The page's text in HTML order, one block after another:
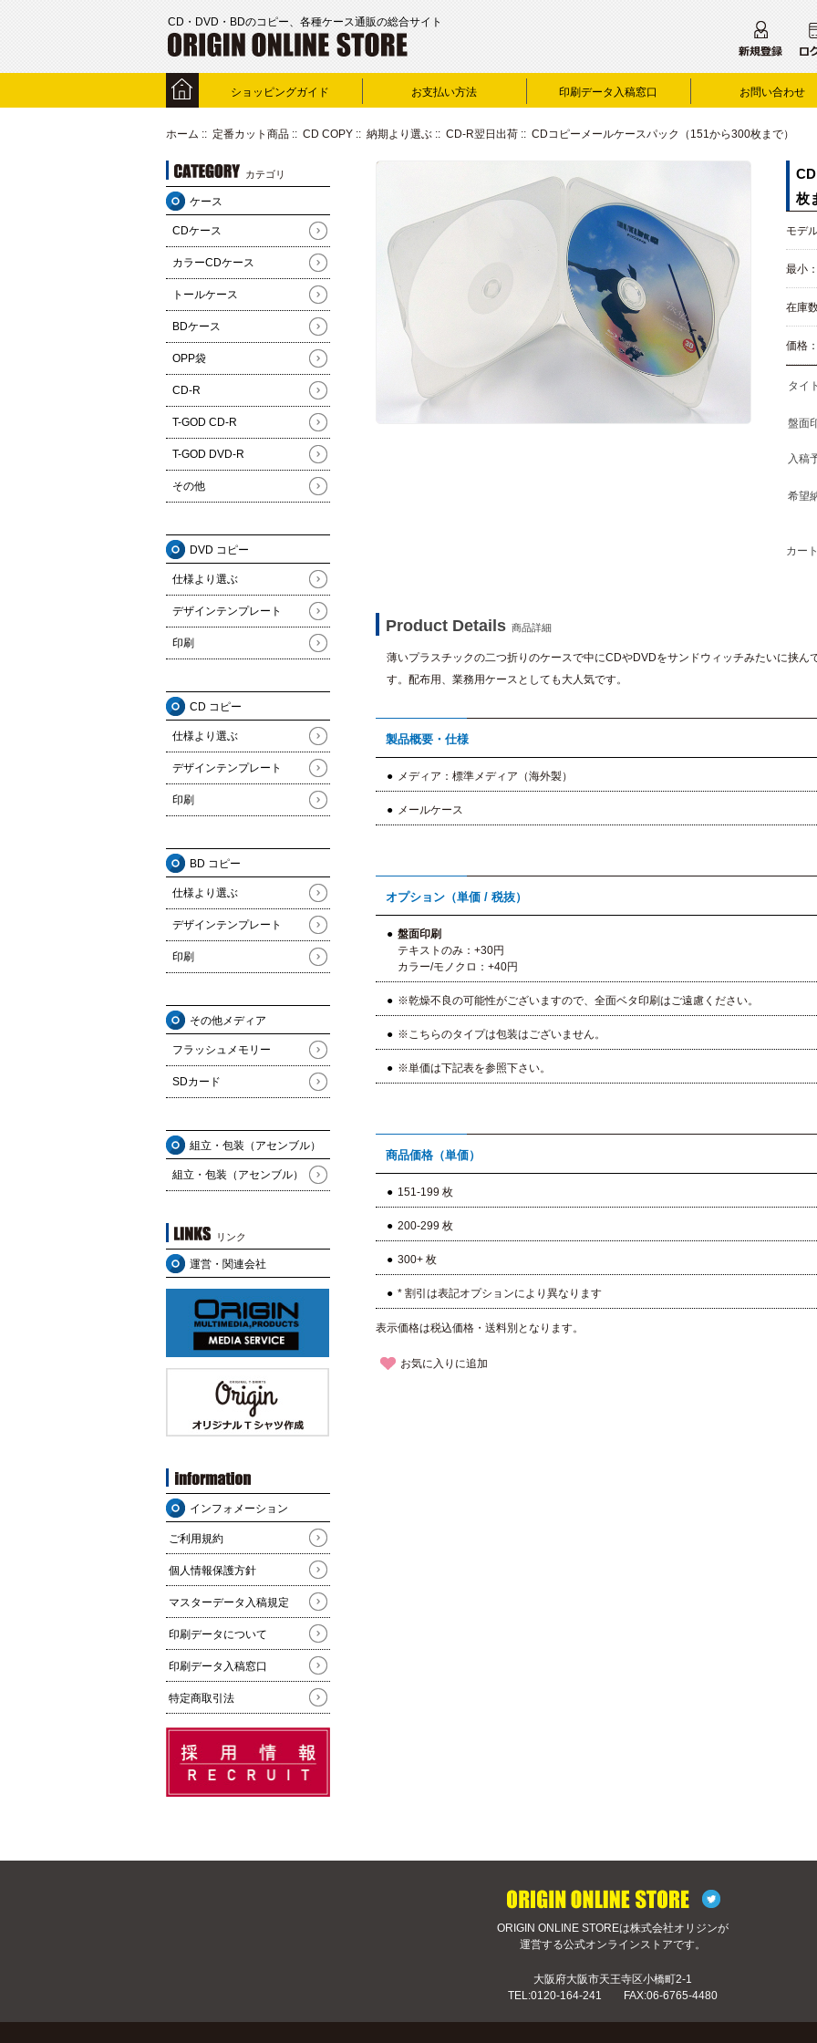
CD・DVD・BDのコピー、各種ケース通販の総合サイト
ショッピングガイド お支払い方法 印刷データ入稿窓口 お問い合わせ
ホーム :: 定番カット商品 :: CD COPY :: 納期より選ぶ :: CD-R翌日出荷 :: CDコピーメールケースパック（151から300枚まで）
カテゴリ
ケース
CDケース
カラーCDケース
トールケース
BDケース
OPP袋
CD-R
T-GOD CD-R
T-GOD DVD-R
その他
DVD コピー
仕様より選ぶ
デザインテンプレート
印刷
CD コピー
仕様より選ぶ
デザインテンプレート
印刷
BD コピー
仕様より選ぶ
デザインテンプレート
印刷
その他メディア
フラッシュメモリー
SDカード
組立・包装（アセンブル）
組立・包装（アセンブル）
リンク
運営・関連会社
インフォメーション
ご利用規約
個人情報保護方針
マスターデータ入稿規定
印刷データについて
印刷データ入稿窓口
特定商取引法
枚
モデ
最小
在庫
価格
タイ
盤面
入稿
希望
カー
Product Details 商品詳細
薄いプラスチックの二つ折りのケースで中にCDやDVDをサンドウィッチみたいに挟ん
す。配布用、業務用ケースとしても大人気です。
製品概要・仕様
メディア：標準メディア（海外製）
メールケース
オプション（単価 / 税抜）
盤面印刷
テキストのみ：+30円
カラー/モノクロ：+40円
※乾燥不良の可能性がございますので、全面ベタ印刷はご遠慮ください。
※こちらのタイプは包装はございません。
※単価は下記表を参照下さい。
商品価格（単価）
151-199 枚
200-299 枚
300+ 枚
* 割引は表記オプションにより異なります
表示価格は税込価格・送料別となります。
お気に入りに追加
ORIGIN ONLINE STOREは株式会社オリジンが
運営する公式オンラインストアです。
大阪府大阪市天王寺区小橋町2-1
TEL:0120-164-241 FAX:06-6765-4480